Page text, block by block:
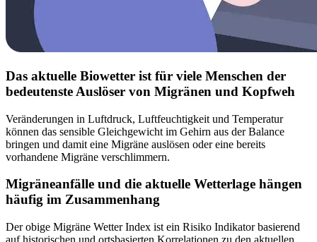
Das aktuelle Biowetter ist für viele Menschen der
bedeutenste Auslöser von Migränen und Kopfweh
Veränderungen in Luftdruck, Luftfeuchtigkeit und Temperatur
können das sensible Gleichgewicht im Gehirn aus der Balance
bringen und damit eine Migräne auslösen oder eine bereits
vorhandene Migräne verschlimmern.
Migräneanfälle und die aktuelle Wetterlage hängen
häufig im Zusammenhang
Der obige Migräne Wetter Index ist ein Risiko Indikator basierend
auf historischen und ortsbasierten Korrelationen zu den aktuellen